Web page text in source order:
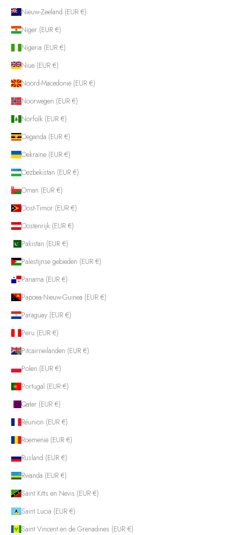
Nieuw-Zeeland (EUR €)
Niger (EUR €)
Nigeria (EUR €)
Niue (EUR €)
Noord-Macedonië (EUR €)
Noorwegen (EUR €)
Norfolk (EUR €)
Oeganda (EUR €)
Oekraïne (EUR €)
Oezbekistan (EUR €)
Oman (EUR €)
Oost-Timor (EUR €)
Oostenrijk (EUR €)
Pakistan (EUR €)
Palestijnse gebieden (EUR €)
Panama (EUR €)
Papoea-Nieuw-Guinea (EUR €)
Paraguay (EUR €)
Peru (EUR €)
Pitcairneilanden (EUR €)
Polen (EUR €)
Portugal (EUR €)
Qatar (EUR €)
Réunion (EUR €)
Roemenië (EUR €)
Rusland (EUR €)
Rwanda (EUR €)
Saint Kitts en Nevis (EUR €)
Saint Lucia (EUR €)
Saint Vincent en de Grenadines (EUR €)